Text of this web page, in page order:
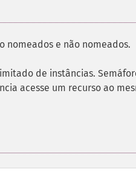
e não nomeados.
de instâncias.
acesse um recurso ao